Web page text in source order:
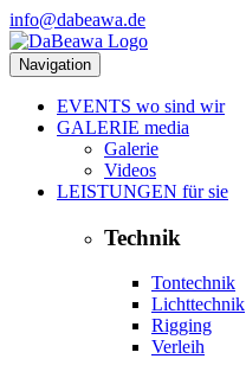
info@dabeawa.de
Navigation
EVENTS wo sind wir
GALERIE media
Galerie
Videos
LEISTUNGEN für sie
Technik
Tontechnik
Lichttechnik
Rigging
Verleih